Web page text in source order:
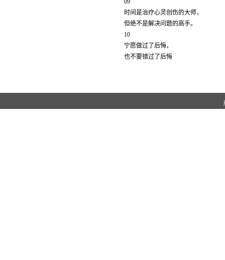
09
时间是治疗心灵创伤的大师，
但绝不是解决问题的高手。
10
宁愿做过了后悔，
也不要错过了后悔